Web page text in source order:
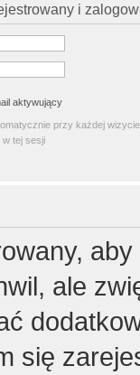
i
aktywujący
przy każdej wizycie
w tej sesji
ale
się